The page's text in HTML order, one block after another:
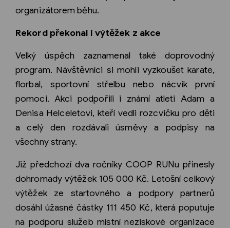
organizátorem běhu.
Rekord překonal i výtěžek z akce
Velký úspěch zaznamenal také doprovodný
program. Návštěvníci si mohli vyzkoušet karate,
florbal, sportovní střelbu nebo nácvik první
pomoci. Akci podpořili i známí atleti Adam a
Denisa Helceletovi, kteří vedli rozcvičku pro děti
a celý den rozdávali úsměvy a podpisy na
všechny strany.
Již předchozí dva ročníky COOP RUNu přinesly
dohromady výtěžek 105 000 Kč. Letošní celkový
výtěžek ze startovného a podpory partnerů
dosáhl úžasné částky 111 450 Kč, která poputuje
na podporu služeb místní neziskové organizace